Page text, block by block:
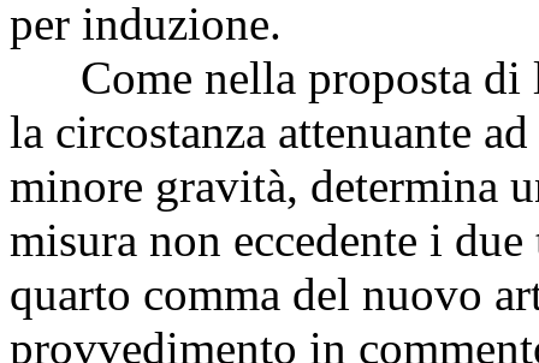
per induzione.
Come nella proposta di
la circostanza attenuante
minore gravità, determina
misura non eccedente i
quarto comma del nuovo
provvedimento in